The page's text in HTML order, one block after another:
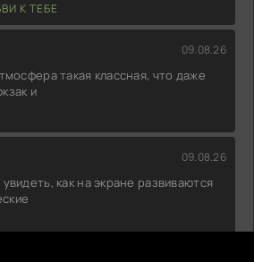
К ТЕБЕ
09.08.26
такая классная, что даже
и
09.08.26
как на экране развиваются